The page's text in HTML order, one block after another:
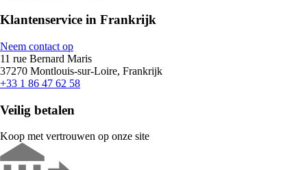
Klantenservice in Frankrijk
Neem contact op
11 rue Bernard Maris
37270 Montlouis-sur-Loire, Frankrijk
+33 1 86 47 62 58
Veilig betalen
Koop met vertrouwen op onze site